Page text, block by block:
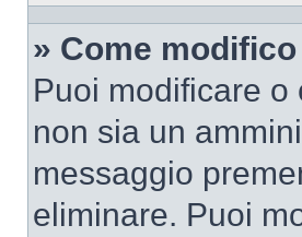
» Come
Puoi modificare
non sia un
messaggio
eliminare. Puoi